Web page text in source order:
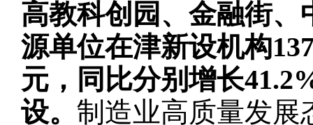
高教科创园、金融街、
源单位在津新设机构
元，同比分别增长
设。 制造业高质量发展